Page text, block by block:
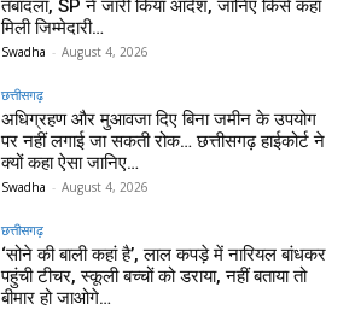
तबादला, SP ने जारी किया आदेश, जानिए किसे कहां
मिली जिम्मेदारी…
Swadha - August 4, 2026
छत्तीसगढ़
अधिग्रहण और मुआवजा दिए बिना जमीन के उपयोग
पर नहीं लगाई जा सकती रोक… छत्तीसगढ़ हाईकोर्ट ने
क्यों कहा ऐसा जानिए…
Swadha - August 4, 2026
छत्तीसगढ़
‘सोने की बाली कहां है’, लाल कपड़े में नारियल बांधकर
पहुंची टीचर, स्कूली बच्चों को डराया, नहीं बताया तो
बीमार हो जाओगे…